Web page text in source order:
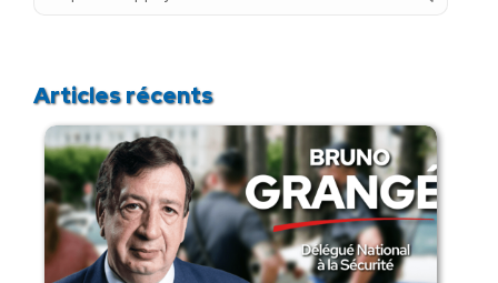
Articles récents